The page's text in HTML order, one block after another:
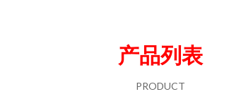
产品列表
PRODUCT